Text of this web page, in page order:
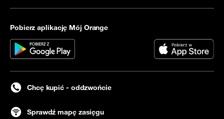
Pobierz aplikację Mój Orange
Chcę kupić - oddzwońcie
Sprawdź mapę zasięgu